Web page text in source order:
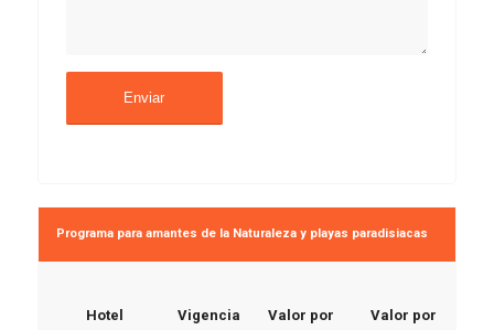
Programa para amantes de la Naturaleza y playas paradisiacas
Hotel Vigencia
Valor por
Valor por